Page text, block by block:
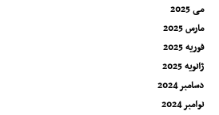
می 2025
مارس 2025
فوریه 2025
ژانویه 2025
دسامبر 2024
نوامبر 2024